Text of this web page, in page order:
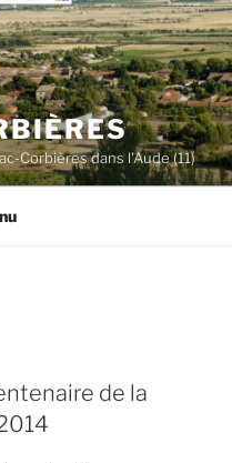
Corbières dans l'Aude (11)
de la